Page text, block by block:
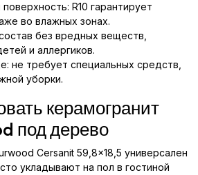
R10 гарантирует
во влажных зонах.
без вредных веществ,
и аллергиков.
не требует специальных средств,
уборки.
керамогранит
под дерево
Cersanit 59,8x18,5 универсален
укладывают на пол в гостиной